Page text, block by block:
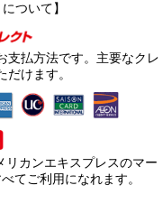
ついて】
支払方法です。主要なクレ
けます。
リカンエキスプレスのマー
てご利用になれます。